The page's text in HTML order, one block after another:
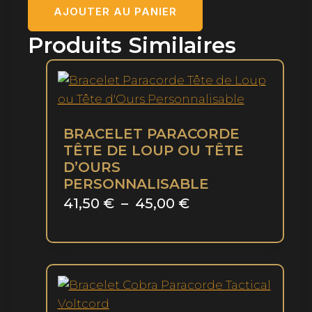
Bracelet
Tactique
Paracorde
AJOUTER AU PANIER
Produits Similaires
BRACELET PARACORDE
TÊTE DE LOUP OU TÊTE
D’OURS
PERSONNALISABLE
41,50 € – 45,00 €Plage
prix :
41,50 €
à
produit
a
plusieurs
variations.